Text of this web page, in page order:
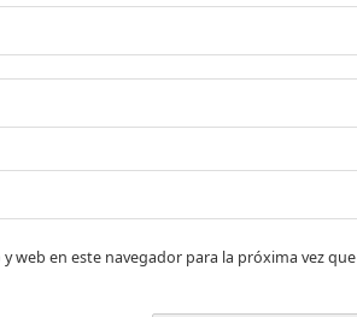
web en este navegador para la próxima vez que